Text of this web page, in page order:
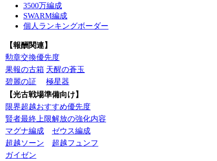
3500万編成
SWARM編成
個人ランキングボーダー
【報酬関連】
勲章交換優先度
果報の古箱 天醒の蒼玉
碧麗の証
極星器
【光古戦場準備向け】
限界超越おすすめ優先度
賢者最終上限解放の強化内容
マグナ編成
ゼウス編成
超越ソーン
超越フュンフ
ガイゼン